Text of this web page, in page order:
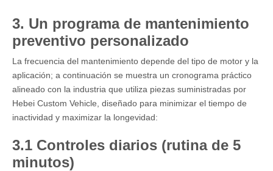
3. Un programa de mantenimiento
preventivo personalizado
La frecuencia del mantenimiento depende del tipo de motor y la
aplicación; a continuación se muestra un cronograma práctico
alineado con la industria que utiliza piezas suministradas por
Hebei Custom Vehicle, diseñado para minimizar el tiempo de
inactividad y maximizar la longevidad:
3.1 Controles diarios (rutina de 5
minutos)